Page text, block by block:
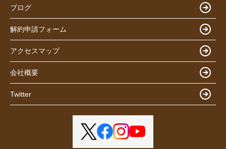
ブログ
解約申請フォーム
アクセスマップ
会社概要
Twitter